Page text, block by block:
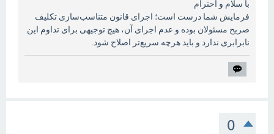
با سلام و احترام
فرمایش شما درست است؛ اجرای قانون متناسب‌سازی تکلیف
صریح مسئولان بوده و عدم اجرای آن، هیچ توجیهی برای تداوم این
نابرابری ندارد و باید هرچه سریع‌تر اصلاح شود.
0